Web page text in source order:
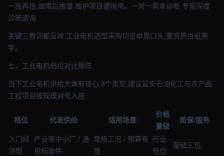
一拖再拖,故障后推诿,维护项目遭拖垮。一对一需求诊断 专家深度
诊断咨询
关键三教训都反映:工业电机选型采购切忌单靠口头,要资质白纸黑
字。
七、工业电机档位对比矩阵
当下工业电机供给大体有核心 3个类型,建议延安石油化工与农产品
工程项目按规模对号入座:
档位 代表供给 适用场景
价格
量级
质保/服务
入门经
济型
产业带中小厂 / 通
用标准件
常规工况 / 预算有
限
行业
低位
基础三包